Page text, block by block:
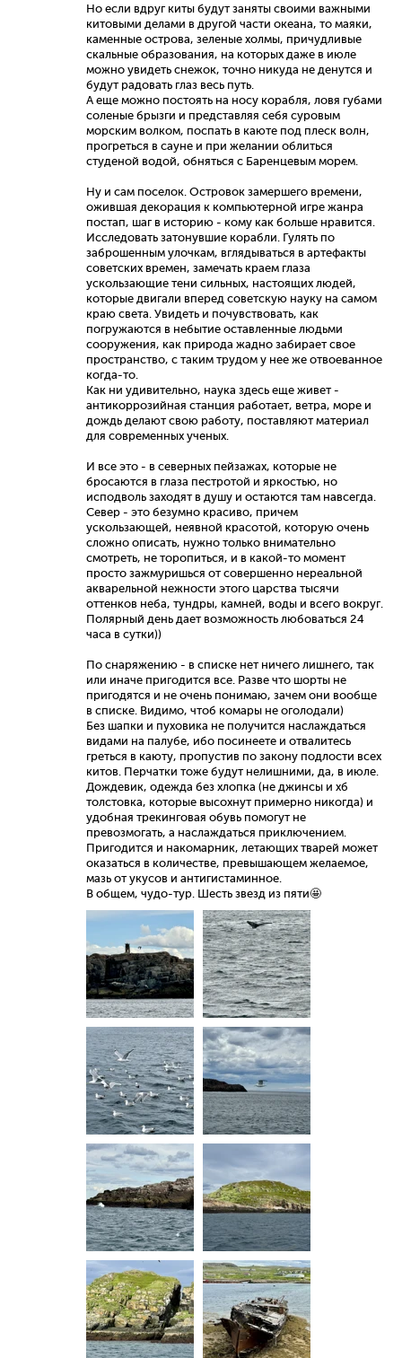
Но если вдруг киты будут заняты своими важными
китовыми делами в другой части океана, то маяки,
каменные острова, зеленые холмы, причудливые
скальные образования, на которых даже в июле
можно увидеть снежок, точно никуда не денутся и
будут радовать глаз весь путь.
А еще можно постоять на носу корабля, ловя губами
соленые брызги и представляя себя суровым
морским волком, поспать в каюте под плеск волн,
прогреться в сауне и при желании облиться
студеной водой, обняться с Баренцевым морем.
Ну и сам поселок. Островок замершего времени,
ожившая декорация к компьютерной игре жанра
постап, шаг в историю - кому как больше нравится.
Исследовать затонувшие корабли. Гулять по
заброшенным улочкам, вглядываться в артефакты
советских времен, замечать краем глаза
ускользающие тени сильных, настоящих людей,
которые двигали вперед советскую науку на самом
краю света. Увидеть и почувствовать, как
погружаются в небытие оставленные людьми
сооружения, как природа жадно забирает свое
пространство, с таким трудом у нее же отвоеванное
когда-то.
Как ни удивительно, наука здесь еще живет -
антикоррозийная станция работает, ветра, море и
дождь делают свою работу, поставляют материал
для современных ученых.
И все это - в северных пейзажах, которые не
бросаются в глаза пестротой и яркостью, но
исподволь заходят в душу и остаются там навсегда.
Север - это безумно красиво, причем
ускользающей, неявной красотой, которую очень
сложно описать, нужно только внимательно
смотреть, не торопиться, и в какой-то момент
просто зажмуришься от совершенно нереальной
акварельной нежности этого царства тысячи
оттенков неба, тундры, камней, воды и всего вокруг.
Полярный день дает возможность любоваться 24
часа в сутки))
По снаряжению - в списке нет ничего лишнего, так
или иначе пригодится все. Разве что шорты не
пригодятся и не очень понимаю, зачем они вообще
в списке. Видимо, чтоб комары не оголодали)
Без шапки и пуховика не получится наслаждаться
видами на палубе, ибо посинеете и отвалитесь
греться в каюту, пропустив по закону подлости всех
китов. Перчатки тоже будут нелишними, да, в июле.
Дождевик, одежда без хлопка (не джинсы и хб
толстовка, которые высохнут примерно никогда) и
удобная трекинговая обувь помогут не
превозмогать, а наслаждаться приключением.
Пригодится и накомарник, летающих тварей может
оказаться в количестве, превышающем желаемое,
мазь от укусов и антигистаминное.
В общем, чудо-тур. Шесть звезд из пяти🤩